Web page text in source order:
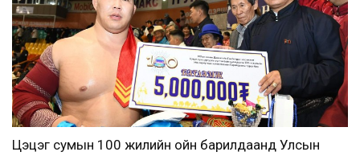
Цэцэг сумын 100 жилийн ойн барилдаанд Улсын